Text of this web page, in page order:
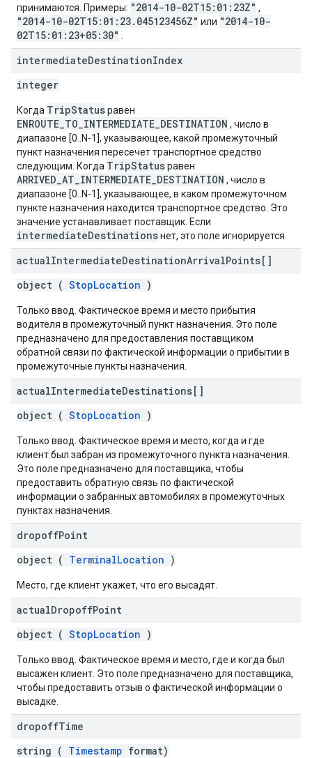
принимаются. Примеры: "2014-10-02T15:01:23Z" ,
"2014-10-02T15:01:23.045123456Z" или "2014-10-
02T15:01:23+05:30"
intermediateDestinationIndex
integer
Когда TripStatusравен
ENROUTE_TO_INTERMEDIATE_DESTINATION , число в
диапазоне [0..N-1], указывающее, какой промежуточный
пункт назначения пересечет транспортное средство
следующим. Когда TripStatusравен
ARRIVED_AT_INTERMEDIATE_DESTINATION , число в
диапазоне [0..N-1], указывающее, в каком промежуточном
пункте назначения находится транспортное средство. Это
значение устанавливает поставщик. Если
intermediateDestinationsнет, это поле игнорируется.
actualIntermediateDestinationArrivalPoints[]
object ( StopLocation )
Только ввод. Фактическое время и место прибытия
водителя в промежуточный пункт назначения. Это поле
предназначено для предоставления поставщиком
обратной связи по фактической информации о прибытии в
промежуточные пункты назначения.
actualIntermediateDestinations[]
object ( StopLocation )
Только ввод. Фактическое время и место, когда и где
клиент был забран из промежуточного пункта назначения.
Это поле предназначено для поставщика, чтобы
предоставить обратную связь по фактической
информации о забранных автомобилях в промежуточных
пунктах назначения.
dropoffPoint
object ( TerminalLocation )
Место, где клиент укажет, что его высадят.
actualDropoffPoint
object ( StopLocation )
Только ввод. Фактическое время и место, где и когда был
высажен клиент. Это поле предназначено для поставщика,
чтобы предоставить отзыв о фактической информации о
высадке.
dropoffTime
string ( Timestamp format)